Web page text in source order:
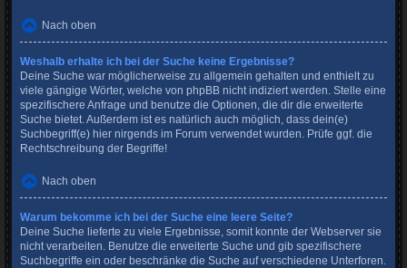
Nach oben
Weshalb erhalte ich bei der Suche keine Ergebnisse?
Deine Suche war möglicherweise zu allgemein gehalten und enthielt zu
viele gängige Wörter, welche von phpBB nicht indiziert werden. Stelle eine
spezifischere Anfrage und benutze die Optionen, die dir die erweiterte
Suche bietet. Außerdem ist es natürlich auch möglich, dass dein(e)
Suchbegriff(e) hier nirgends im Forum verwendet wurden. Prüfe ggf. die
Rechtschreibung der Begriffe!
Nach oben
Warum bekomme ich bei der Suche eine leere Seite?
Deine Suche lieferte zu viele Ergebnisse, somit konnte der Webserver sie
nicht verarbeiten. Benutze die erweiterte Suche und gib spezifischere
Suchbegriffe ein oder beschränke die Suche auf verschiedene Unterforen.